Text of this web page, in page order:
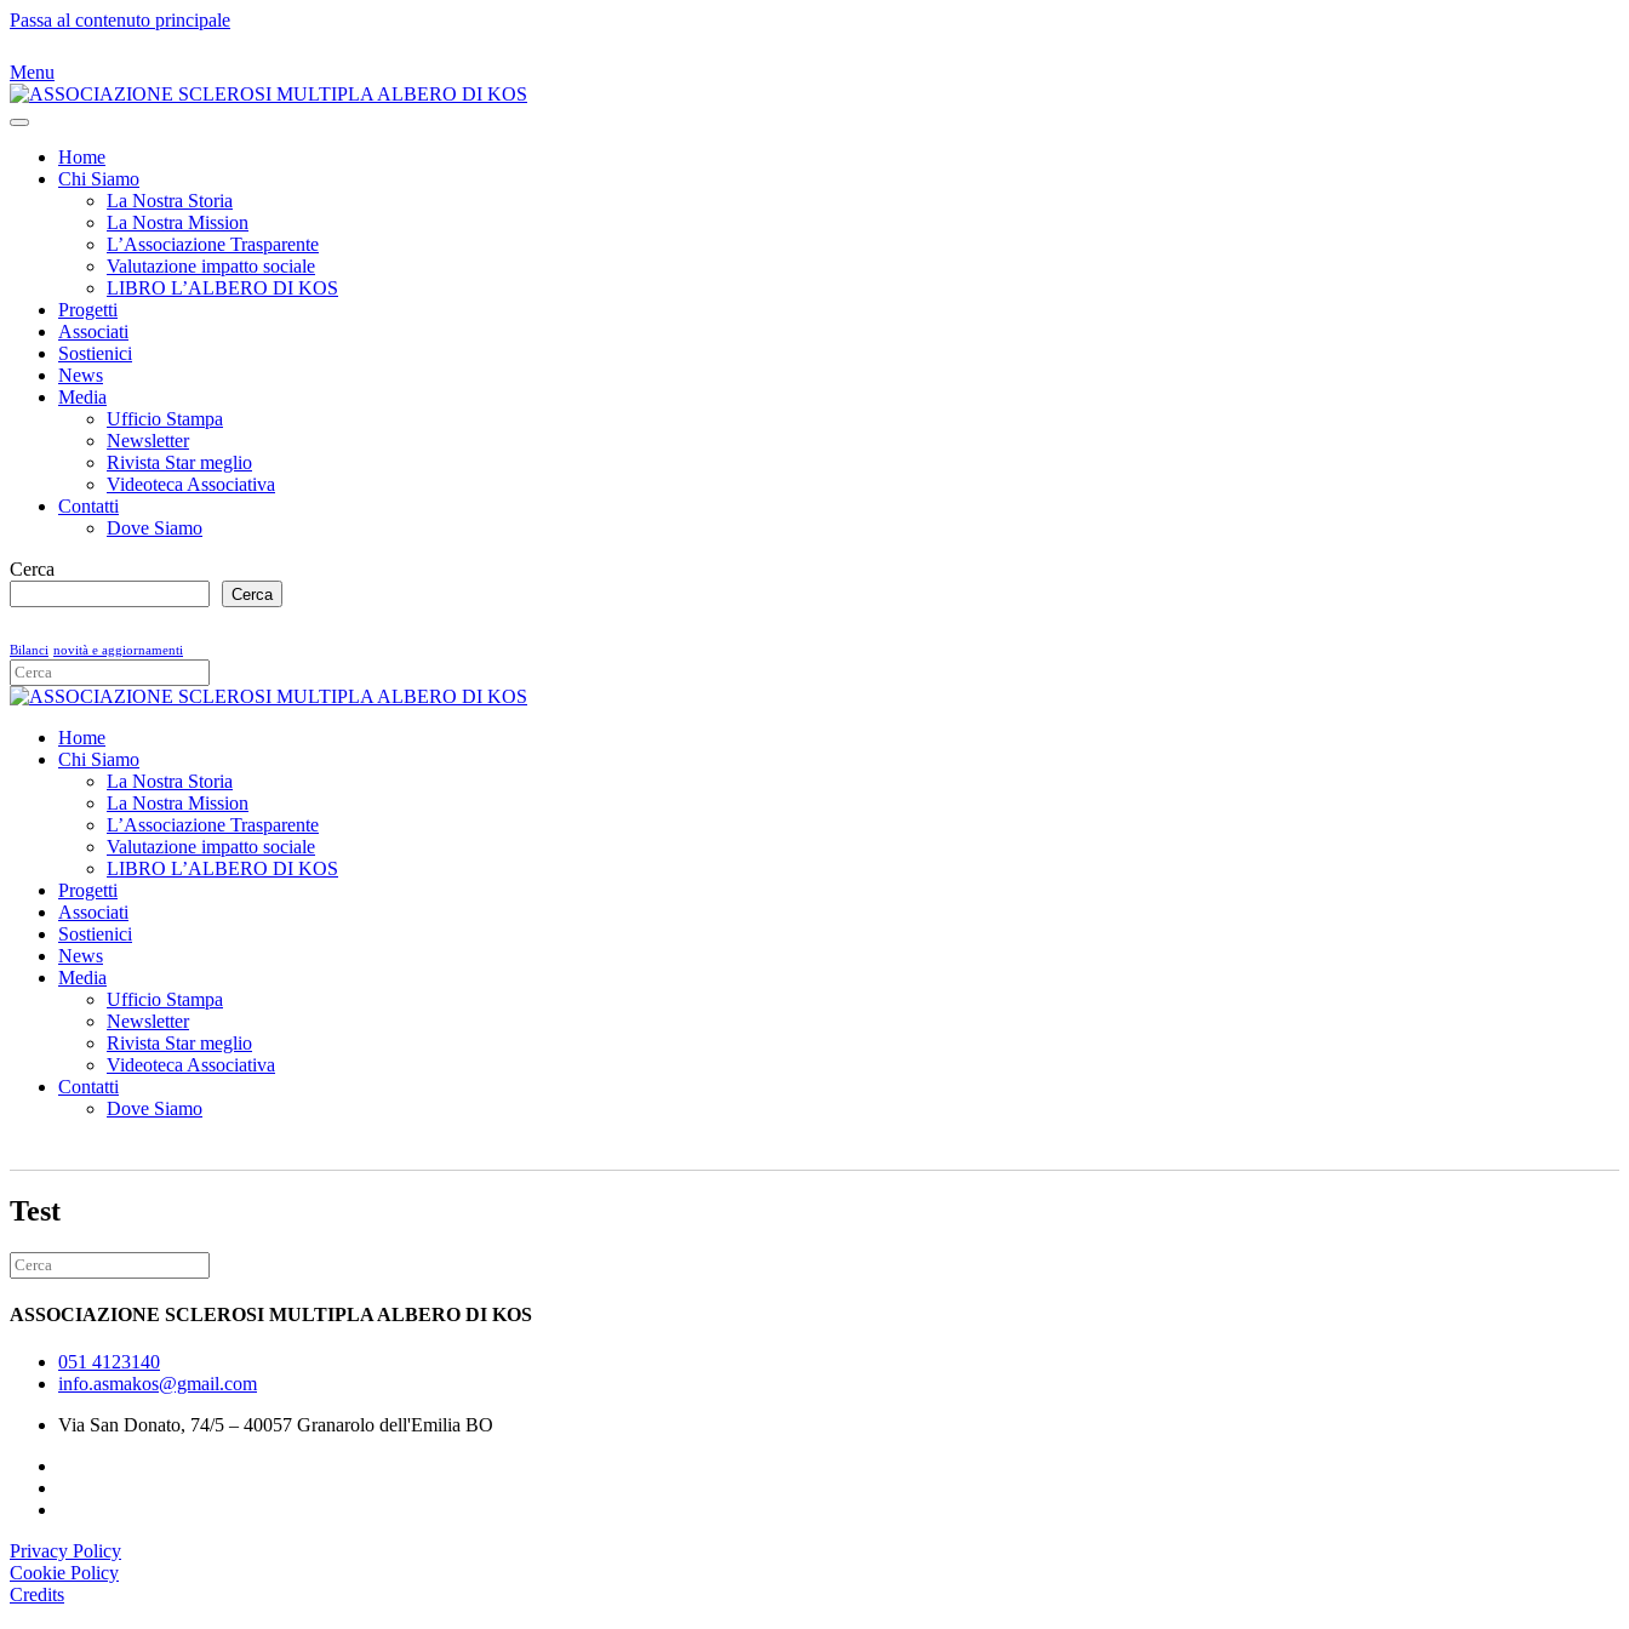
Passa al contenuto principale
Menu
Home
Chi Siamo
La Nostra Storia
La Nostra Mission
L’Associazione Trasparente
Valutazione impatto sociale
LIBRO L’ALBERO DI KOS
Progetti
Associati
Sostienici
News
Media
Ufficio Stampa
Newsletter
Rivista Star meglio
Videoteca Associativa
Contatti
Dove Siamo
Cerca
Cerca
Bilanci novità e aggiornamenti
Home
Chi Siamo
La Nostra Storia
La Nostra Mission
L’Associazione Trasparente
Valutazione impatto sociale
LIBRO L’ALBERO DI KOS
Progetti
Associati
Sostienici
News
Media
Ufficio Stampa
Newsletter
Rivista Star meglio
Videoteca Associativa
Contatti
Dove Siamo
Test
ASSOCIAZIONE SCLEROSI MULTIPLA ALBERO DI KOS
051 4123140
info.asmakos@gmail.com
Via San Donato, 74/5 – 40057 Granarolo dell'Emilia BO
Privacy Policy
Cookie Policy
Credits